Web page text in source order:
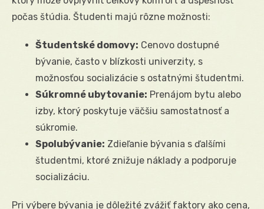
počas štúdia. Študenti majú rôzne možnosti:
Študentské domovy: Cenovo dostupné
bývanie, často v blízkosti univerzity, s
možnosťou socializácie s ostatnými študentmi.
Súkromné ubytovanie: Prenájom bytu alebo
izby, ktorý poskytuje väčšiu samostatnosť a
súkromie.
Spolubývanie: Zdieľanie bývania s ďalšími
študentmi, ktoré znižuje náklady a podporuje
socializáciu.
Pri výbere bývania je dôležité zvážiť faktory ako cena,